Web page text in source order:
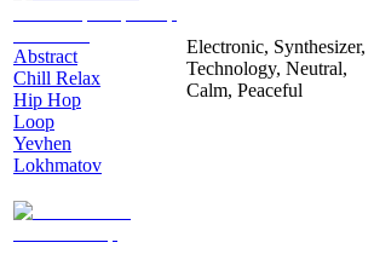
Abstract
Chill Relax
Hip Hop
Loop
Yevhen
Lokhmatov
Electronic, Synthesizer,
Technology, Neutral,
Calm, Peaceful